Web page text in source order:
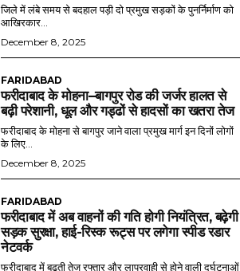
जिले में लंबे समय से बदहाल पड़ी दो प्रमुख सड़कों के पुनर्निर्माण को
आखिरकार...
December 8, 2025
FARIDABAD
फरीदाबाद के मोहना–बागपुर रोड की जर्जर हालत से
बढ़ी परेशानी, धूल और गड्ढों से हादसों का खतरा तेज
फरीदाबाद के मोहना से बागपुर जाने वाला प्रमुख मार्ग इन दिनों लोगों
के लिए...
December 8, 2025
FARIDABAD
फरीदाबाद में अब वाहनों की गति होगी नियंत्रित, बढ़ेगी
सड़क सुरक्षा, हाई-रिस्क रूट्स पर लगेगा स्पीड रडार
नेटवर्क
फरीदाबाद में बढ़ती तेज रफ्तार और लापरवाही से होने वाली दुर्घटनाओं